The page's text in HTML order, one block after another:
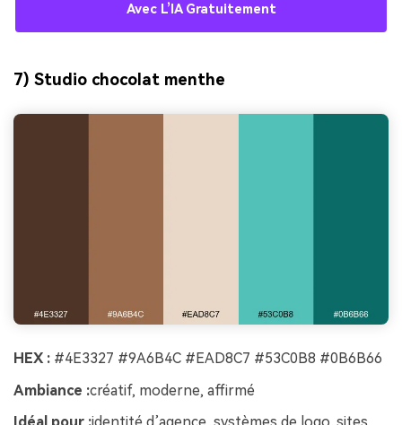
Avec L’IA Gratuitement
7) Studio chocolat menthe
HEX : #4E3327 #9A6B4C #EAD8C7 #53C0B8 #0B6B66
Ambiance :créatif, moderne, affirmé